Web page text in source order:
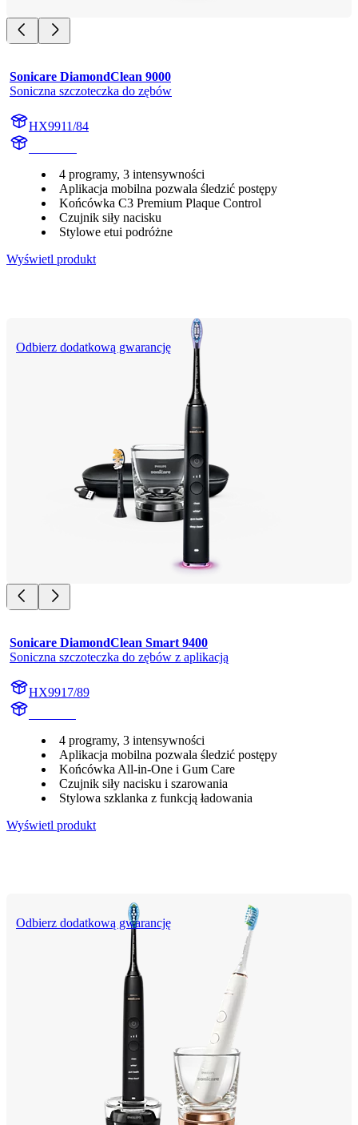
Sonicare DiamondClean 9000
Soniczna szczoteczka do zębów
HX9911/84
4 programy, 3 intensywności
Aplikacja mobilna pozwala śledzić postępy
Końcówka C3 Premium Plaque Control
Czujnik siły nacisku
Stylowe etui podróżne
Wyświetl produkt
Odbierz dodatkową gwarancję
Sonicare DiamondClean Smart 9400
Soniczna szczoteczka do zębów z aplikacją
HX9917/89
4 programy, 3 intensywności
Aplikacja mobilna pozwala śledzić postępy
Końcówka All-in-One i Gum Care
Czujnik siły nacisku i szarowania
Stylowa szklanka z funkcją ładowania
Wyświetl produkt
Odbierz dodatkową gwarancję